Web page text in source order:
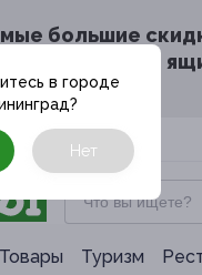
большие
почтовом
Товары Туризм
в городе
?
Нет